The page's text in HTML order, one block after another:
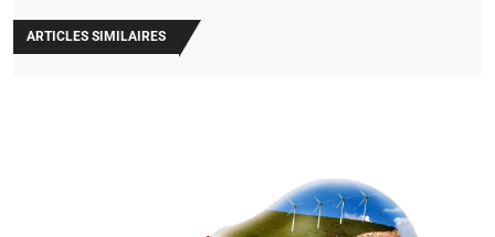
ARTICLES SIMILAIRES